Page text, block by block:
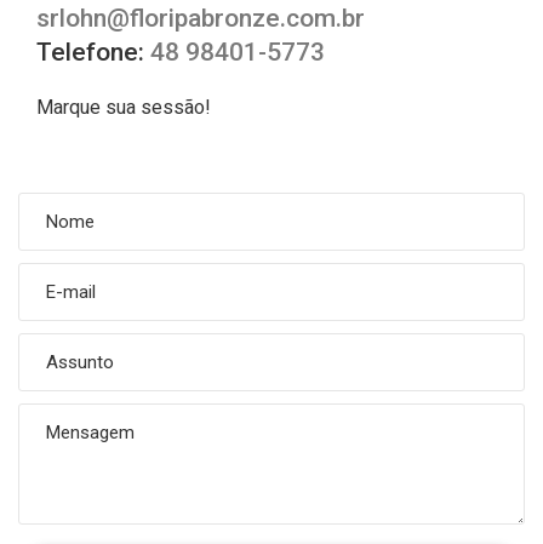
srlohn@floripabronze.com.br
Telefone: 48 98401-5773
Marque sua sessão!